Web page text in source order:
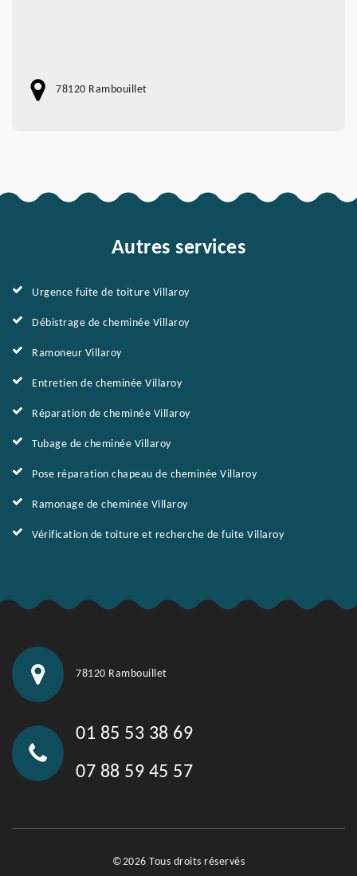
78120 Rambouillet
Autres services
Urgence fuite de toiture Villaroy
Débistrage de cheminée Villaroy
Ramoneur Villaroy
Entretien de cheminée Villaroy
Réparation de cheminée Villaroy
Tubage de cheminée Villaroy
Pose réparation chapeau de cheminée Villaroy
Ramonage de cheminée Villaroy
Vérification de toiture et recherche de fuite Villaroy
78120 Rambouillet
01 85 53 38 69
07 88 59 45 57
©2026 Tous droits réservés